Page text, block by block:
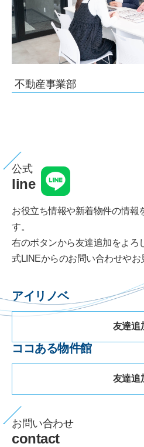
不動産事業部
公式
line
お役立ち情報や新着物件の情報
す。
右のボタンから友達追加をよろ
式LINEからのお問い合わせや
アイリノベ
友達追
ココある物件館
友達追
お問い合わせ
contact